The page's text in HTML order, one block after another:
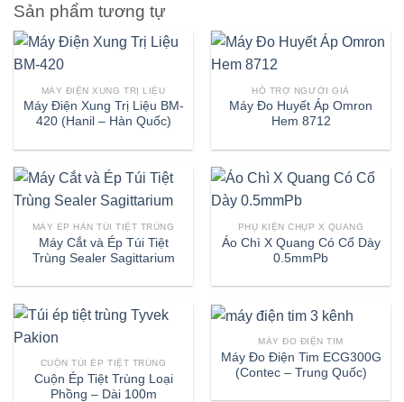
Sản phẩm tương tự
MÁY ĐIỆN XUNG TRỊ LIỆU
Máy Điện Xung Trị Liệu BM-
420 (Hanil – Hàn Quốc)
HỖ TRỢ NGƯỜI GIÀ
Máy Đo Huyết Áp Omron
Hem 8712
MÁY ÉP HÀN TÚI TIỆT TRÙNG
Máy Cắt và Ép Túi Tiệt
Trùng Sealer Sagittarium
PHỤ KIỆN CHỤP X QUANG
Áo Chì X Quang Có Cổ Dày
0.5mmPb
CUỘN TÚI ÉP TIỆT TRÙNG
Cuộn Ép Tiệt Trùng Loại
Phồng – Dài 100m
MÁY ĐO ĐIỆN TIM
Máy Đo Điện Tim ECG300G
(Contec – Trung Quốc)